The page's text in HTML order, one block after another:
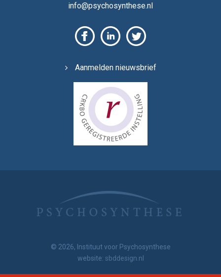
info@psychosynthese.nl
Aanmelden nieuwsbrief
© 2026, Instituut voor Psychosynthese
website: sbddesign.nl